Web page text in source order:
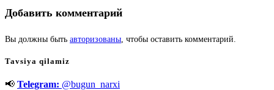
Добавить комментарий
Вы должны быть авторизованы, чтобы оставить комментарий.
Tavsiya qilamiz
📢 Telegram: @bugun_narxi